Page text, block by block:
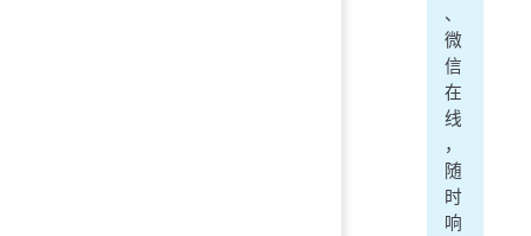
、
微
信
在
线
，
随
时
响